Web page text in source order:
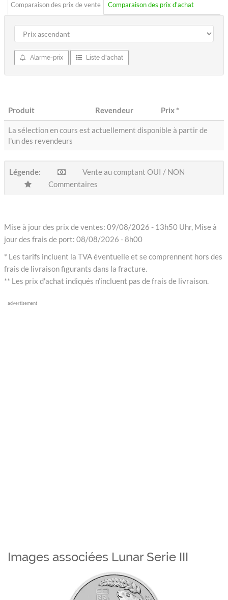
Comparaison des prix de vente Comparaison des prix d'achat
Alarme-prix Liste d'achat
Produit Revendeur Prix*
La sélection en cours est actuellement disponible à partir de
l'un des revendeurs
Légende:
Vente au comptant OUI / NON
Commentaires
Mise à jour des prix de ventes: 09/08/2026 - 13h50 Uhr, Mise à
jour des frais de port: 08/08/2026 - 8h00
* Les tarifs incluent la TVA éventuelle et se comprennent hors des
frais de livraison figurants dans la fracture.
** Les prix d'achat indiqués n'incluent pas de frais de livraison.
advertisement
Images associées Lunar Serie III